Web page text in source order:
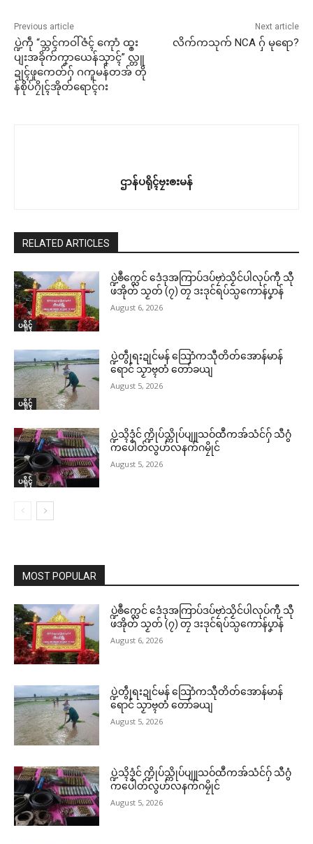
ဌာန်ပရိုၚ်ဗၠးၜးမန်
ပရိုၚ်လက္ကရဴအိုတ်
Related
Previous article
ပ္ဍဲကဵု “သ္ဘၚ်ကဝါ်ဇံၚ် ကေုာံ ထ္ၜး
ပျးအခိုက်ကၞာယေန်သၞာၚ်” လ္တူ
ဍုၚ်ဖူကေတ်ဂှ် ဂကူမန်တအ် တို
န်စိုပ်ဂၠိုၚ်အိုတ်ရောၚ်ဂး
Next article
လိက်ကသုက် NCA ဂှ် မုရော?
ဌာန်ပရိုၚ်ဗၠးၜးမန်
RELATED ARTICLES
ပရိုၚ်
ပ္ဍဲၜဳက္လေင် ဒေံဒုအကြာပ်ဒပ်ဗၠာဲသၟိင်ပါလုပ်ကီု သီု
ဖအိုတ် သၟတ် (၇) တၠ ဒးဒုင်ရပ်သ္ပကောန်ပၞာန်
August 6, 2026
ပရိုၚ်
ပ္ဍဲတွဵုရးဍုင်မန် သြောံကသီုတိတ်အောန်မာန်
ရောင် သၟာဗ္ၚတံ တော်ခယျ
August 5, 2026
ပရိုၚ်
ပ္ဍဲသ္ၚိဒၟံင် က္ဍိုပ်သ္ကိုပ်ပျူသဝ်ထဳကအ်သံင်ဂှ် သီဂွံ
ကပေါတ်လွဟ်လနက်ဂမၠိုင်
August 5, 2026
MOST POPULAR
ပ္ဍဲၜဳက္လေင် ဒေံဒုအကြာပ်ဒပ်ဗၠာဲသၟိင်ပါလုပ်ကီု သီု
ဖအိုတ် သၟတ် (၇) တၠ ဒးဒုင်ရပ်သ္ပကောန်ပၞာန်
August 6, 2026
ပ္ဍဲတွဵုရးဍုင်မန် သြောံကသီုတိတ်အောန်မာန်
ရောင် သၟာဗ္ၚတံ တော်ခယျ
August 5, 2026
ပ္ဍဲသ္ၚိဒၟံင် က္ဍိုပ်သ္ကိုပ်ပျူသဝ်ထဳကအ်သံင်ဂှ် သီဂွံ
ကပေါတ်လွဟ်လနက်ဂမၠိုင်
August 5, 2026